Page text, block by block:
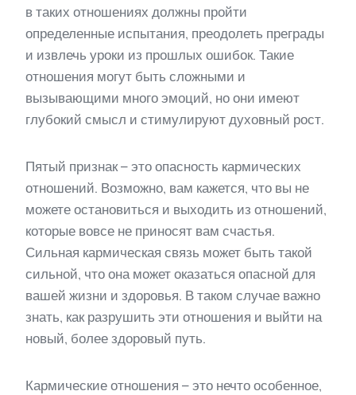
в таких отношениях должны пройти
определенные испытания, преодолеть преграды
и извлечь уроки из прошлых ошибок. Такие
отношения могут быть сложными и
вызывающими много эмоций, но они имеют
глубокий смысл и стимулируют духовный рост.
Пятый признак – это опасность кармических
отношений. Возможно, вам кажется, что вы не
можете остановиться и выходить из отношений,
которые вовсе не приносят вам счастья.
Сильная кармическая связь может быть такой
сильной, что она может оказаться опасной для
вашей жизни и здоровья. В таком случае важно
знать, как разрушить эти отношения и выйти на
новый, более здоровый путь.
Кармические отношения – это нечто особенное,